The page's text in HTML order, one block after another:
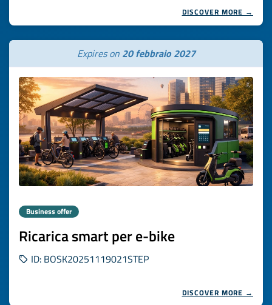
DISCOVER MORE →
Expires on 20 febbraio 2027
Business offer
Ricarica smart per e-bike
ID: BOSK20251119021STEP
DISCOVER MORE →